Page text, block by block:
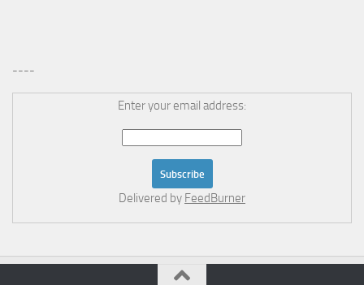
----
Enter your email address:
Delivered by FeedBurner